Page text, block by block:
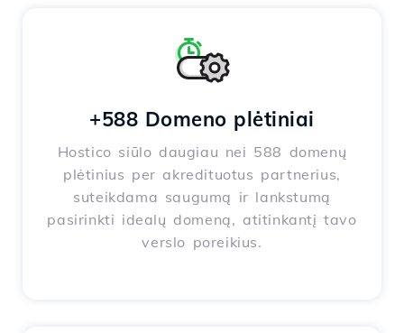
+588 Domeno plėtiniai
Hostico siūlo daugiau nei 588 domenų
plėtinius per akredituotus partnerius,
suteikdama saugumą ir lankstumą
pasirinkti idealų domeną, atitinkantį tavo
verslo poreikius.